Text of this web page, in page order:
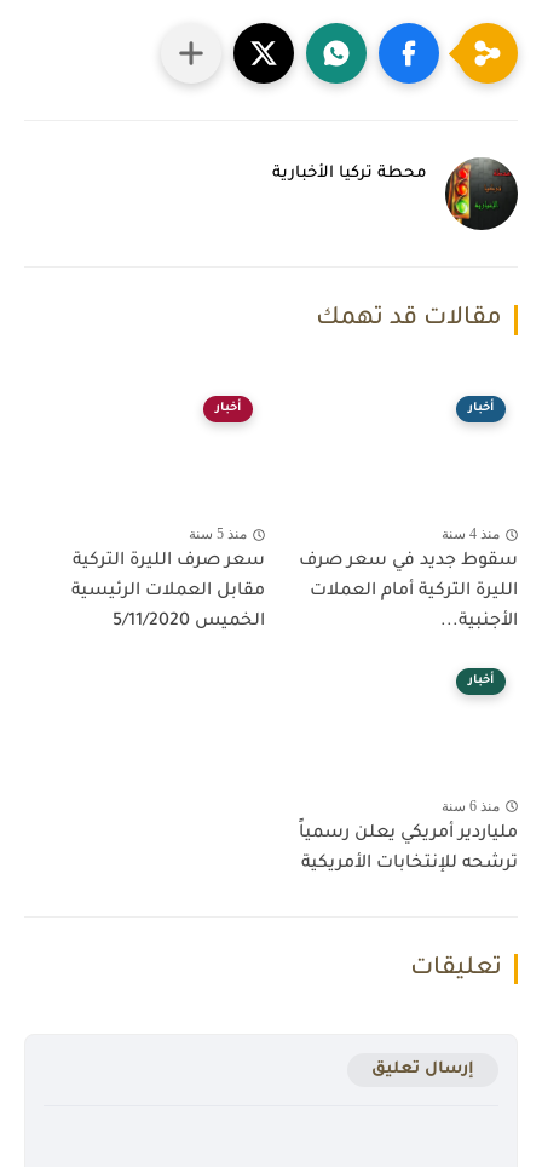
محطة تركيا الأخبارية
مقالات قد تهمك
أخبار
منذ 4 سنة
سقوط جديد في سعر صرف
الليرة التركية أمام العملات
الأجنبية...
أخبار
منذ 5 سنة
سعر صرف الليرة التركية
مقابل العملات الرئيسية
الخميس 5/11/2020
أخبار
منذ 6 سنة
ملياردير أمريكي يعلن رسمياً
ترشحه للإنتخابات الأمريكية
تعليقات
إرسال تعليق